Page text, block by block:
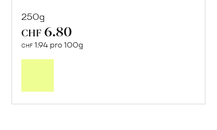
250g
CHF 6.80
CHF 1.94 pro 100g